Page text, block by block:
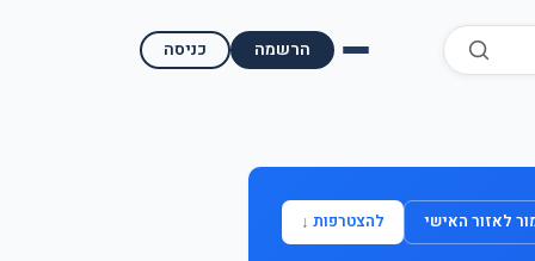
כניסה הרשמה
השוואת בתי השקעות למסחר עצמאי
מאמרים ומדריכים לאזור האישי להצטרפות ↓